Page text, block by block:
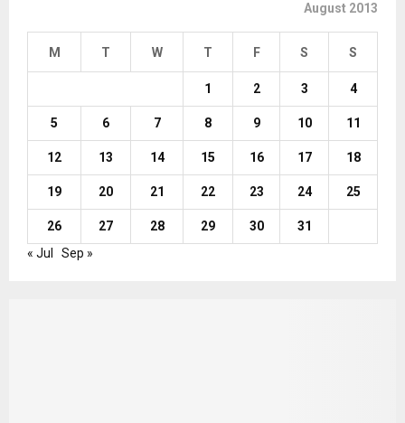
August 2013
M T W T F S S
1 2 3 4
5 6 7 8 9 10 11
12 13 14 15 16 17 18
19 20 21 22 23 24 25
26 27 28 29 30
31
« Jul
Sep »